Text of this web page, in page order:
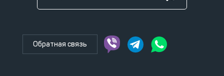
Обратная связь